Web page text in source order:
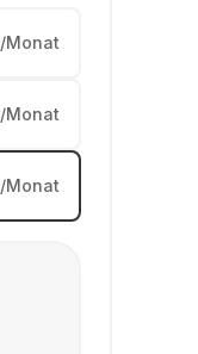
/Monat
/Monat
/Monat